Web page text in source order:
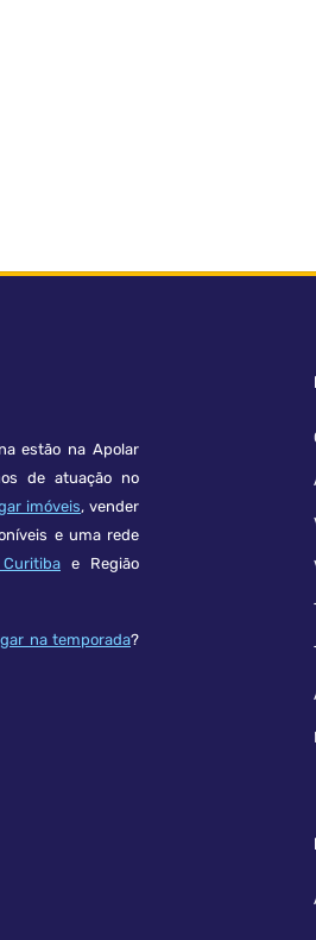
estão na Apolar
de atuação no
imóveis, vender
e uma rede
e Região
na temporada?